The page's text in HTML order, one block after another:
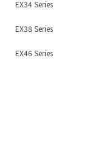
EX34 Series
EX38 Series
EX46 Series